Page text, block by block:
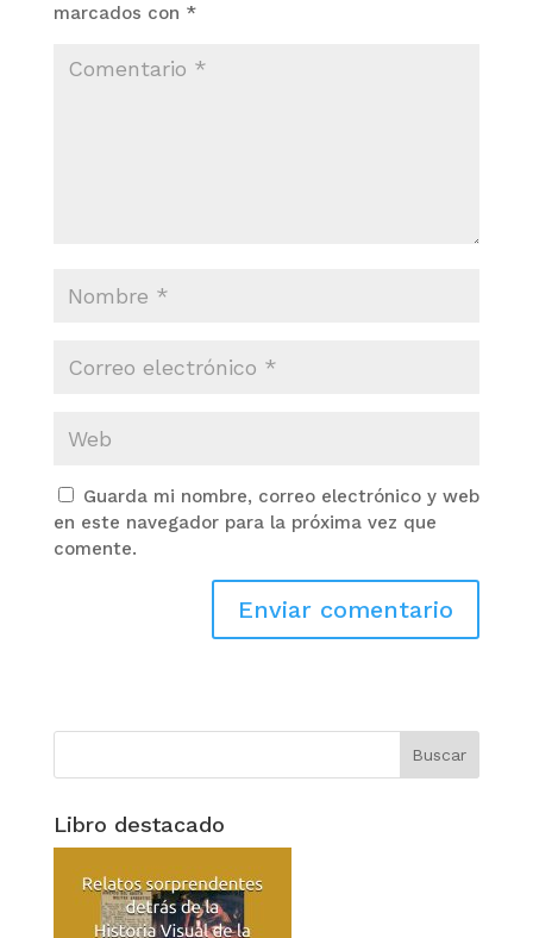
marcados con *
Guarda mi nombre, correo electrónico y web
en este navegador para la próxima vez que
comente.
Libro destacado